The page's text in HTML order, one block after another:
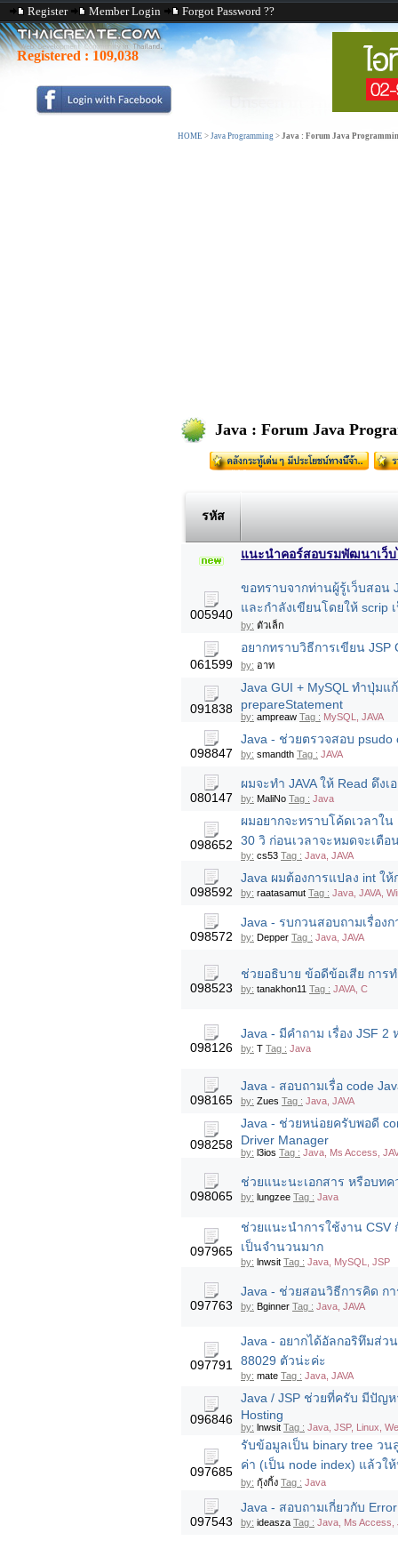
Register Member Login Forgot Password ??
Registered : 109,038
HOME > Java Programming > Java : Forum Java
Java : Forum Java
รหัส
แนะนำคอร์สอบรมพัฒนาเว็บ
005940
ขอทราบจากท่านผู้รู้เว็บสอน
และกำลังเขียนโดยให้ scrip
by: ตัวเล็ก
061599
อยากทราบวิธีการเขียน JSP
by: อาท
091838
Java GUI + MySQL ทำปุ่ม
prepareStatement
by: ampreaw Tag : MySQL, JAVA
098847
Java - ช่วยตรวจสอบ psudo
by: smandth Tag : JAVA
080147
ผมจะทำ JAVA ให้ Read ดึง
by: MaliNo Tag : Java
098652
ผมอยากจะทราบโค้ดเวลาใ
30 วิ ก่อนเวลาจะหมดจะเตื
by: cs53 Tag : Java, JAVA
098592
Java ผมต้องการแปลง int ใ
by: raatasamut Tag : Java, JAVA,
098572
Java - รบกวนสอบถามเรื่อง
by: Depper Tag : Java, JAVA
098523
ช่วยอธิบาย ข้อดีข้อเสีย การ
by: tanakhon11 Tag : JAVA, C
098126
Java - มีคำถาม เรื่อง JSF
by: T Tag : Java
098165
Java - สอบถามเรื่อ code
by: Zues Tag : Java, JAVA
098258
Java - ช่วยหน่อยครับพอดี
Driver Manager
by: l3ios Tag : Java, Ms Access,
098065
ช่วยแนะนะเอกสาร หรือบท
by: lungzee Tag : Java
097965
ช่วยแนะนำการใช้งาน CSV
เป็นจำนวนมาก
by: lnwsit Tag : Java, MySQL, JSP
097763
Java - ช่วยสอนวิธีการคิด ก
by: Bginner Tag : Java, JAVA
097791
Java - อยากได้อัลกอริทึมส่ว
88029 ตัวน่ะค่ะ
by: mate Tag : Java, JAVA
096846
Java / JSP ช่วยที่ครับ มีปัญ
Hosting
by: lnwsit Tag : Java, JSP, Linux,
097685
รับข้อมูลเป็น binary tree ว
ค่า (เป็น node index) แล้ว
by: กุ้งกิ้ง Tag : Java
097543
Java - สอบถามเกี่ยวกับ
by: ideasza Tag : Java, Ms Access,